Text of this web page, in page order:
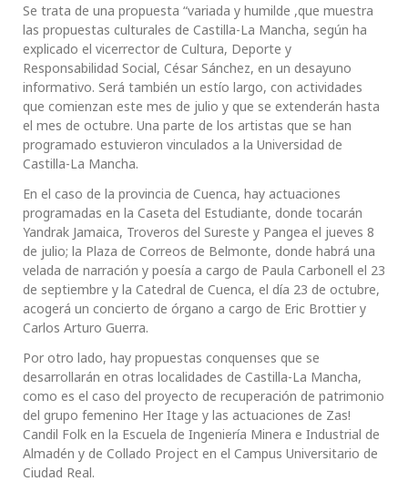
Se trata de una propuesta “variada y humilde ,que muestra
las propuestas culturales de Castilla-La Mancha, según ha
explicado el vicerrector de Cultura, Deporte y
Responsabilidad Social, César Sánchez, en un desayuno
informativo. Será también un estío largo, con actividades
que comienzan este mes de julio y que se extenderán hasta
el mes de octubre. Una parte de los artistas que se han
programado estuvieron vinculados a la Universidad de
Castilla-La Mancha.
En el caso de la provincia de Cuenca, hay actuaciones
programadas en la Caseta del Estudiante, donde tocarán
Yandrak Jamaica, Troveros del Sureste y Pangea el jueves 8
de julio; la Plaza de Correos de Belmonte, donde habrá una
velada de narración y poesía a cargo de Paula Carbonell el 23
de septiembre y la Catedral de Cuenca, el día 23 de octubre,
acogerá un concierto de órgano a cargo de Eric Brottier y
Carlos Arturo Guerra.
Por otro lado, hay propuestas conquenses que se
desarrollarán en otras localidades de Castilla-La Mancha,
como es el caso del proyecto de recuperación de patrimonio
del grupo femenino Her Itage y las actuaciones de Zas!
Candil Folk en la Escuela de Ingeniería Minera e Industrial de
Almadén y de Collado Project en el Campus Universitario de
Ciudad Real.